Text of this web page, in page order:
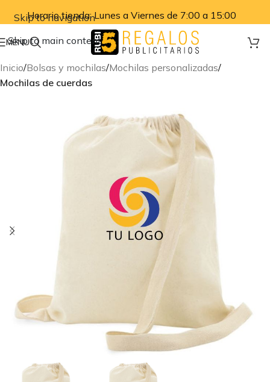
Skip to navigation
Skip to main content
Horario tienda: Lunes a Viernes de 7:00 a 15:00
MENU
Inicio Bolsas y mochilas Mochilas personalizadas
Mochilas de cuerdas